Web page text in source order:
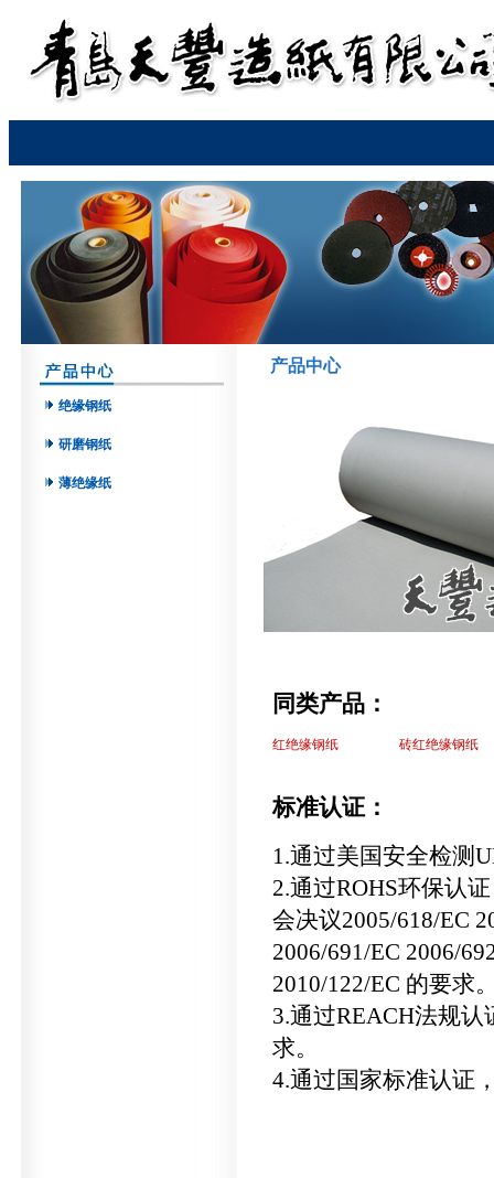
绝缘钢纸
研磨钢纸
薄绝缘纸
产品中心
同类产品：
红绝缘钢纸 砖红绝缘钢纸
标准认证：
1.通过美国安全检测
2.通过ROHS环保认
会决议2005/618/EC
2006/691/EC 2006/
2010/122/EC 的要求
3.通过REACH法规
求。
4.通过国家标准认证